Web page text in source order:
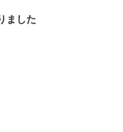
ました